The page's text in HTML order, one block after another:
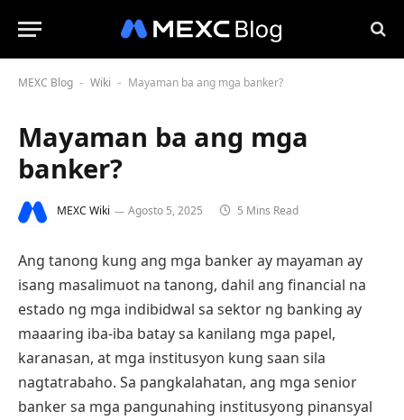
MEXC Blog - Wiki - Mayaman ba ang mga banker?
Mayaman ba ang mga
banker?
MEXC Wiki Agosto 5, 2025 5 Mins Read
Ang tanong kung ang mga banker ay mayaman ay
isang masalimuot na tanong, dahil ang financial na
estado ng mga indibidwal sa sektor ng banking ay
maaaring iba-iba batay sa kanilang mga papel,
karanasan, at mga institusyon kung saan sila
nagtatrabaho. Sa pangkalahatan, ang mga senior
banker sa mga pangunahing institusyong pinansyal